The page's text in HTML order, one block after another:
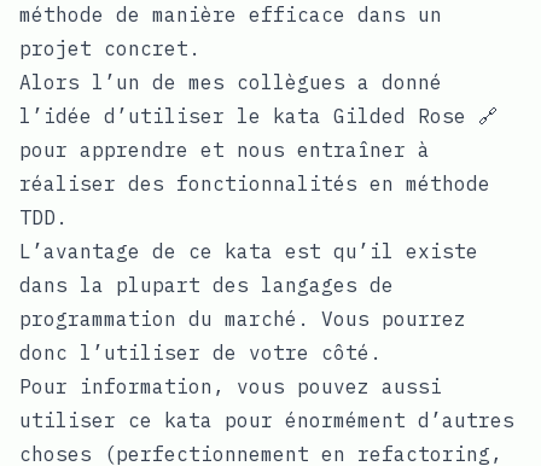
méthode de manière efficace dans un
projet concret.
Alors l’un de mes collègues a donné
l’idée d’utiliser le kata Gilded Rose 🔗
pour apprendre et nous entraîner à
réaliser des fonctionnalités en méthode
TDD.
L’avantage de ce kata est qu’il existe
dans la plupart des langages de
programmation du marché. Vous pourrez
donc l’utiliser de votre côté.
Pour information, vous pouvez aussi
utiliser ce kata pour énormément d’autres
choses (perfectionnement en refactoring,